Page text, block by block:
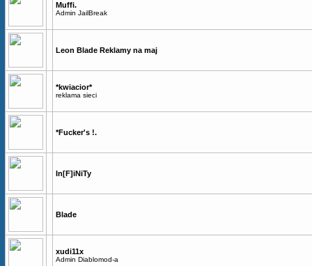
Muffi.
Admin JailBreak
Leon Blade Reklamy na maj
*kwiacior*
reklama sieci
*Fucker's !.
In[F]iNiTy
Blade
xudi11x
Admin Diablomod-a